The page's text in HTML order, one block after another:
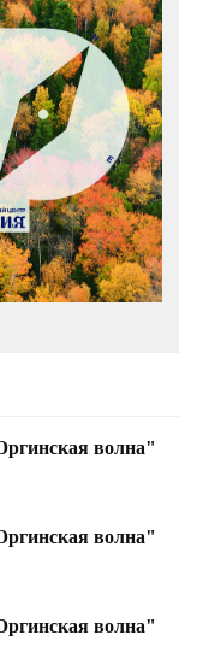
волна"
волна"
волна"